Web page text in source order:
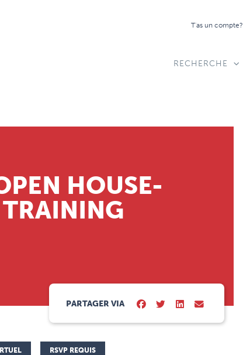
T'as un compte?
RECHERCHE
HOUSE-
PARTAGER VIA
RSVP REQUIS